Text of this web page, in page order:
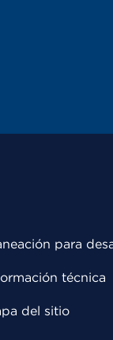
para
técnica
del sitio